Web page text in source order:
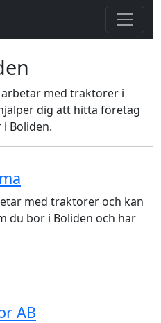
med traktorer i
dig att hitta företag
Boliden.
med traktorer och kan
du bor i Boliden och har
AB